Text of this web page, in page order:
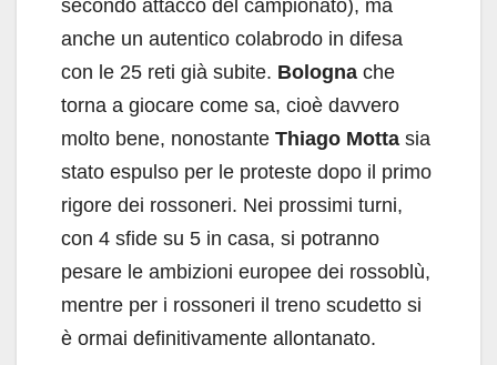
secondo attacco del campionato), ma
anche un autentico colabrodo in difesa
con le 25 reti già subite. Bologna che
torna a giocare come sa, cioè davvero
molto bene, nonostante Thiago Motta sia
stato espulso per le proteste dopo il primo
rigore dei rossoneri. Nei prossimi turni,
con 4 sfide su 5 in casa, si potranno
pesare le ambizioni europee dei rossoblù,
mentre per i rossoneri il treno scudetto si
è ormai definitivamente allontanato.